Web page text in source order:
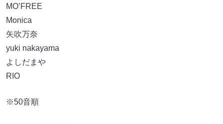
MO’FREE
Monica
矢吹万奈
yuki nakayama
よしだまや
RIO
※50音順